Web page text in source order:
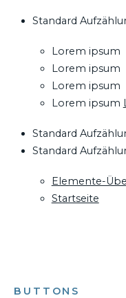
Standard
Lorem ipsum
Lorem ipsum
Lorem ipsum
Lorem ipsum
Standard
Standard
Elemente-
Startseite
BUTTONS